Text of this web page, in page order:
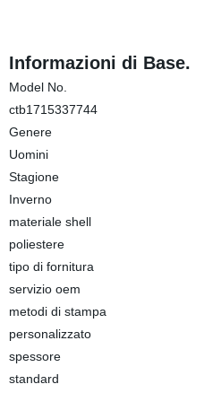
Informazioni di Base.
Model No.
ctb1715337744
Genere
Uomini
Stagione
Inverno
materiale shell
poliestere
tipo di fornitura
servizio oem
metodi di stampa
personalizzato
spessore
standard